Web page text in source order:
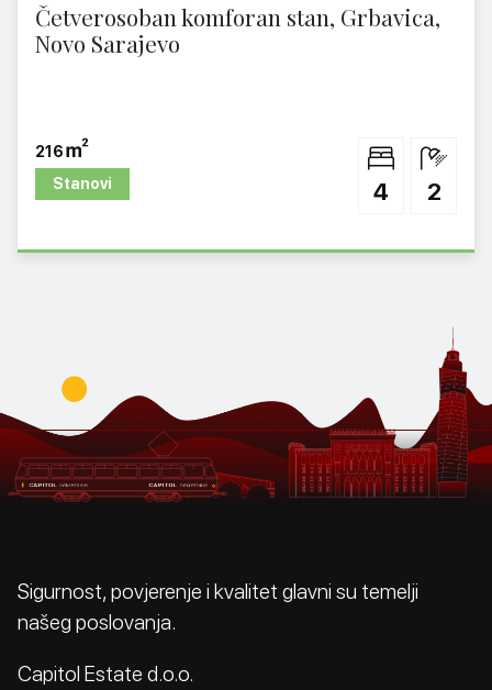
Četverosoban komforan stan, Grbavica,
Novo Sarajevo
Stanovi
216
4 2
Sigurnost, povjerenje i kvalitet glavni su temelji
našeg poslovanja.
Capitol Estate d.o.o.